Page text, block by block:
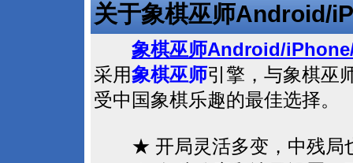
关于象棋巫师Android/
象棋巫师Android/
采用象棋巫师引擎，与象棋巫
受中国象棋乐趣的最佳选择。
★ 开局灵活多变，中残局